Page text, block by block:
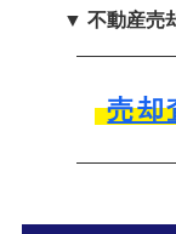
▼ 不動産売
売却